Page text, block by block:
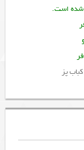
کباب پز